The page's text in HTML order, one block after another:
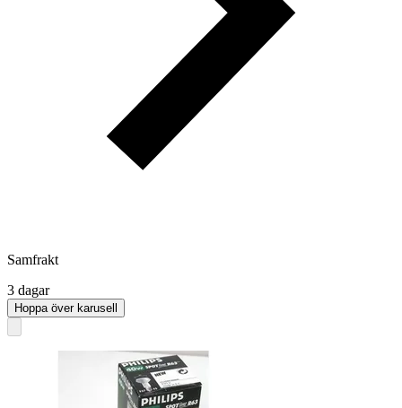
Samfrakt
3 dagar
Hoppa över karusell